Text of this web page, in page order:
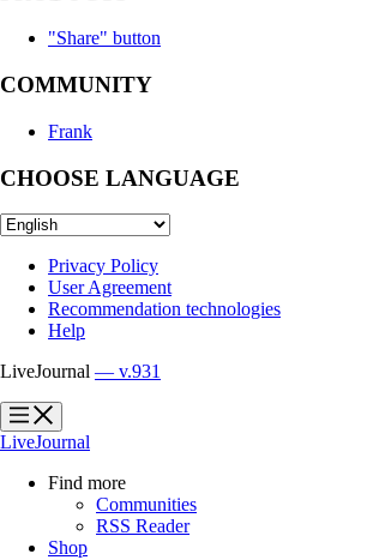
"Share" button
COMMUNITY
Frank
CHOOSE LANGUAGE
Privacy Policy
User Agreement
Recommendation technologies
Help
LiveJournal — v.931
?
?
LiveJournal
Find more
Communities
RSS Reader
Shop